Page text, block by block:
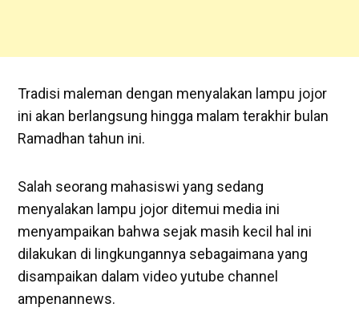
Tradisi maleman dengan menyalakan lampu jojor
ini akan berlangsung hingga malam terakhir bulan
Ramadhan tahun ini.
Salah seorang mahasiswi yang sedang
menyalakan lampu jojor ditemui media ini
menyampaikan bahwa sejak masih kecil hal ini
dilakukan di lingkungannya sebagaimana yang
disampaikan dalam video yutube channel
ampenannews.